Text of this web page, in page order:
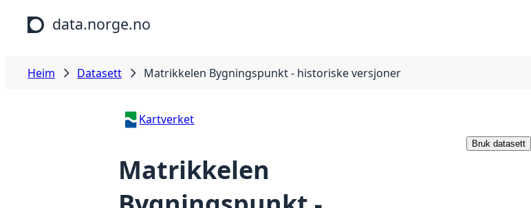
Hopp til hovudinnhald
data.norge.no
Heim Datasett Matrikkelen Bygningspunkt - historiske versjoner
Kartverket
Matrikkelen
Bruk datasett